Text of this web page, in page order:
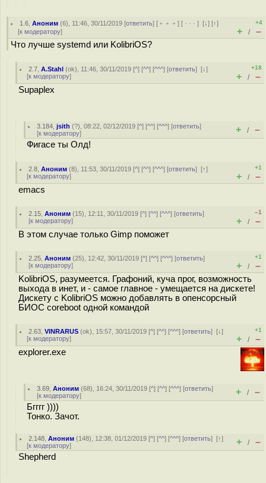
1.6 ,Аноним (6), 11:46, 30/11/2019 [ответить] [ ﹢﹢﹢] [ · · ·][↓] [↑]
[к модератору]
+4
+ / –
Что лучше systemd или KolibriOS?
2.7 ,A.Stahl (ok), 11:46, 30/11/2019 [^] [^^] [^^^] [ответить][↓]
[к модератору]
+18
+ / –
Supaplex
3.184 ,jsith (?), 08:22, 02/12/2019 [^] [^^] [^^^] [ответить]
[к модератору] + / –
Фигасе ты Олд!
2.8 ,Аноним (8), 11:53, 30/11/2019 [^] [^^] [^^^] [ответить][↑]
[к модератору]
+1
+ / –
emacs
2.15 ,Аноним (15), 12:11, 30/11/2019 [^] [^^] [^^^] [ответить]
[к модератору]
–1
+ / –
В этом случае только Gimp поможет
2.25 ,Аноним (25), 12:42, 30/11/2019 [^] [^^] [^^^] [ответить]
[к модератору]
+1
+ / –
KolibriOS, разумеется. Графоний, куча прог, возможность
выхода в инет, и - самое главное - умещается на дискете!
Дискету с KolibriOS можно добавлять в опенсорсный
БИОС coreboot одной командой
2.63 ,VINRARUS (ok), 15:57, 30/11/2019 [^] [^^] [^^^] [ответить][↓]
[к модератору]
+1
+ / –
explorer.exe
3.69 ,Аноним (68), 16:24, 30/11/2019 [^] [^^] [^^^] [ответить]
[к модератору] + / –
Бгггг ))))
Тонко. Зачот.
2.148 ,Аноним (148), 12:38, 01/12/2019 [^] [^^] [^^^] [ответить][↑]
[к модератору] + / –
Shepherd